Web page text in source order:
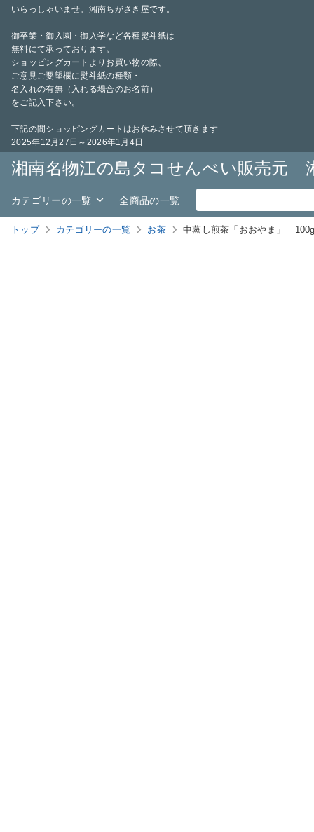
いらっしゃいませ。湘南ちがさき屋です。
御卒業・御入園・御入学など各種熨斗紙は
無料にて承っております。
ショッピングカートよりお買い物の際、
ご意見ご要望欄に熨斗紙の種類・
名入れの有無（入れる場合のお名前）
をご記入下さい。
下記の間ショッピングカートはお休みさせて頂きます
2025年12月27日～2026年1月4日
湘南名物江の島タコせんべい販売元
カテゴリーの一覧 全商品の一覧
トップ カテゴリーの一覧 お茶 中蒸し煎茶「おおやま」